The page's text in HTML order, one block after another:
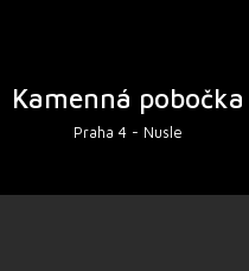
Kamenná pobočka
Praha 4 - Nusle